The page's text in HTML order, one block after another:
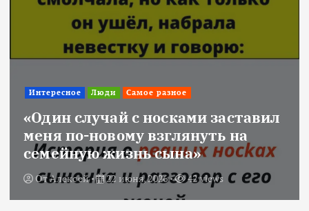
Интересное Люди Самое разное
«Один случай с носками заставил
меня по-новому взглянуть на
семейную жизнь сына»
ОтАлексей 22 июня, 2026 42 views